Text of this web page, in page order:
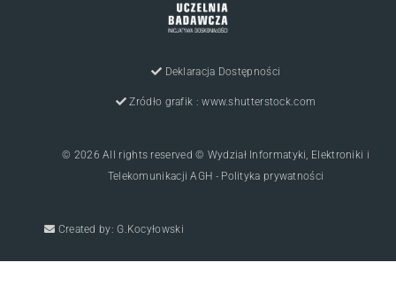
Deklaracja Dostępności
Zródło grafik : www.shutterstock.com
© 2026 All rights reserved © Wydział Informatyki, Elektroniki i
Telekomunikacji AGH - Polityka prywatności
Created by: G.Kocyłowski